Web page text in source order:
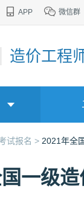
APP 微信群
造价工程
试报名 > 2021年全
一级